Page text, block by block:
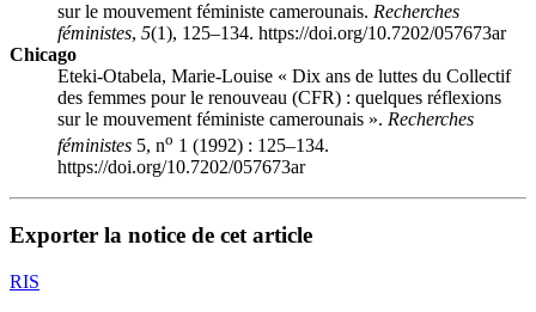
sur le mouvement féministe camerounais. Recherches
féministes, 5(1), 125–134. https://doi.org/10.7202/057673ar
Chicago
Eteki-Otabela, Marie-Louise « Dix ans de luttes du Collectif
des femmes pour le renouveau (CFR) : quelques réflexions
sur le mouvement féministe camerounais ». Recherches
féministes 5, no 1 (1992) : 125–134.
https://doi.org/10.7202/057673ar
Exporter la notice de cet article
RIS